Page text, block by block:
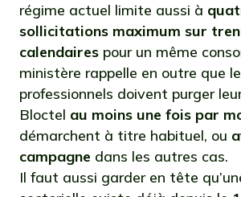
régime actuel limite aussi à
sollicitations maximum sur
calendaires pour un même
ministère rappelle en outre que
professionnels doivent purger
Bloctel au moins une fois par
démarchent à titre habituel, ou
campagne dans les autres cas.
Il faut aussi garder en tête